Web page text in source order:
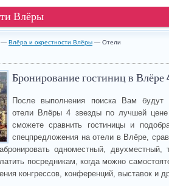
Влёры
— Влёра и окрестности Влёры — Отели
Бронирование гостиниц в Влёре
После выполнения поиска Вам будут
отели Влёры 4 звезды по лучшей
сможете сравнить гостиницы и
спецпредложения на отели в Влёре,
одноместный, двухместный,
посредникам, когда можно
конгрессов, конференций, выставок и